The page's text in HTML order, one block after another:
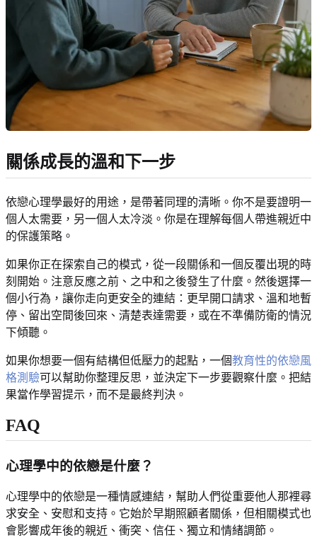
關係成長的溫和下一步
依戀心理學最好的用途，是帶著同理的清晰。你不是要證明一
個人太需要，另一個人太冷淡。你是在理解每個人帶進親近中
的保護策略。
如果你正在探索自己的模式，從一段關係和一個反覆出現的時
刻開始。注意反應之前、之中和之後發生了什麼。然後選擇一
個小行為，讓你走向更安全的連結：更早開口請求、溫和地暫
停、留出空間後回來、清楚表達需要，或在不準備防衛的情況
下傾聽。
如果你想要一個有結構但低壓力的起點，一個教育性的依戀風
格測驗可以幫助你整理反思，並決定下一步要觀察什麼。把結
果當作學習提示，而不是最終判決。
FAQ
心理學中的依戀是什麼？
心理學中的依戀是一種情感連結，幫助人們從重要他人那裡尋
求安全、安慰和支持。它始於早期照顧者關係，但相關模式也
會影響成年後的親近、衝突、信任、獨立和情緒調節。